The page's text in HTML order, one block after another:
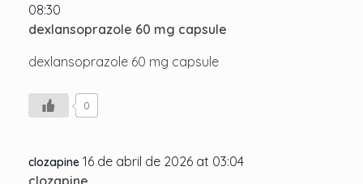
08:30
dexlansoprazole 60 mg capsule
dexlansoprazole 60 mg capsule
0
clozapine 16 de abril de 2026 at 03:04
clozapine